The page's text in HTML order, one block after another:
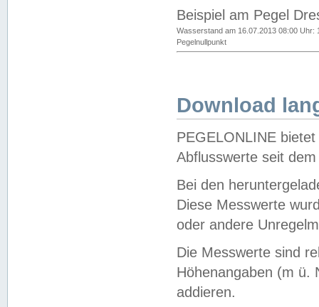
Beispiel am Pegel
Wasserstand am 16.07.2013 08:00 Uhr:
Pegelnullpunkt
Download
PEGELONLINE
Abflusswerte seit
Bei den
Diese Messwerte
oder andere
Die Messwerte sind
Höhenangaben (m ü.
addieren.